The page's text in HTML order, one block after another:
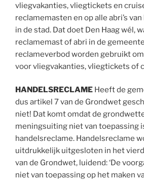
vliegvakanties, vliegtickets en
reclamemasten en op alle abri’s
in de stad. Dat doet Den Haag wél,
reclamemast of abri in de
reclameverbod worden gebruikt
voor vliegvakanties, vliegtickets of
HANDELSRECLAME Heeft de
dus artikel 7 van de Grondwet
niet! Dat komt omdat de
meningsuiting niet van toepassing
handelsreclame. Handelsreclame
uitdrukkelijk uitgesloten in het
van de Grondwet, luidend: ‘De
niet van toepassing op het maken